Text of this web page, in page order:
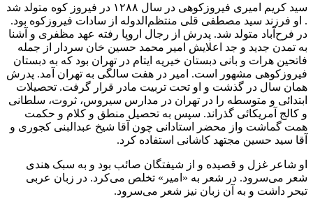
سید کریم امیری فیروزکوهی در سال ۱۲۸۸ در فیروز کوه متولد شد
. او فرزند سید مصطفی قلی منتظم‌الدوله از سادات فیروزکوه بود.
در فرح‌آباد متولد شد. پدرش از رجال اروپا رفته عهد مظفری و آشنا
به تمدن جدید و جد اعلایش امیر محمد حسین خان سردار از جمله
فاتحین هرات و بانی دبستان خیریه ایتام در تهران بود که به دبستان
فیروزکوهی مشهور است. امیر در هفت سالگی به تهران آمد. پدرش
همان سال در گذشت و او تحت تربیت مادر قرار گرفت. تحصیلات
ابتدائی و متوسطه را در تهران در مدارس سیروس، ثروت، سلطانی
و کالج آمریکائی گذراند. سپس به تحصیل منطق و کلام و حکمت
همت گماشت واز محضر استادانی چون آقا شیخ عبدالبنی کجوری و
آقا سید حسین مجتهد کاشانی استفاده کرد.
او شاعر غزل و قصیده و از شیفتگان صائب بود و به سبک هندی
شعر می‌سرود. در شعر به «امیر» تخلص می‌کرد. در زبان عربی
تبحر داشت و به آن زبان نیز شعر می‌سرود.